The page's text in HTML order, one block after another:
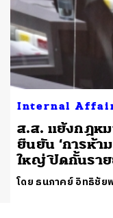
Internal
ส.ส. แย้งกฎหม
ยืนยัน ‘การห้า
ใหญ่ ปิดกั้นรา
โดย ธนภาคย์ อิทธิชัย